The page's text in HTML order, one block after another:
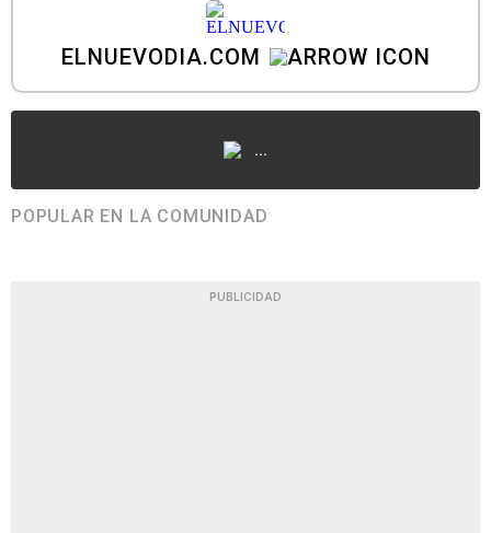
ELNUEVODIA.COM
...
POPULAR EN LA COMUNIDAD
PUBLICIDAD